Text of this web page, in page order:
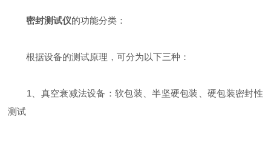
密封测试仪的功能分类：
根据设备的测试原理，可分为以下三种：
1、真空衰减法设备：软包装、半坚硬包装、硬包装密封性
测试